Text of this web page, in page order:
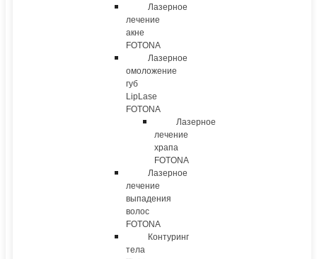
Лазерное
лечение
акне
FOTONA
Лазерное
омоложение
губ
LipLase
FOTONA
Лазерное
лечение
храпа
FOTONA
Лазерное
лечение
выпадения
волос
FOTONA
Контуринг
тела